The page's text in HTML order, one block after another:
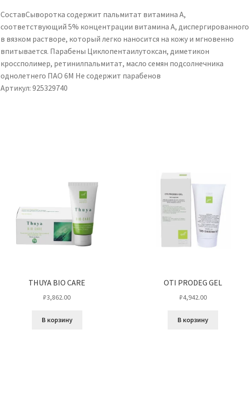
СоставСыворотка содержит пальмитат витамина А,
соответствующий 5% концентрации витамина А, диспергированного
в вязком растворе, который легко наносится на кожу и мгновенно
впитывается. Парабены Циклопентаилутоксан, диметикон
кроссполимер, ретинилпальмитат, масло семян подсолнечника
однолетнего ПАО 6М Не содержит парабенов
Артикул: 925329740
THUYA BIO CARE
₽3,862.00
В корзину
OTI PRODEG GEL
₽4,942.00
В корзину